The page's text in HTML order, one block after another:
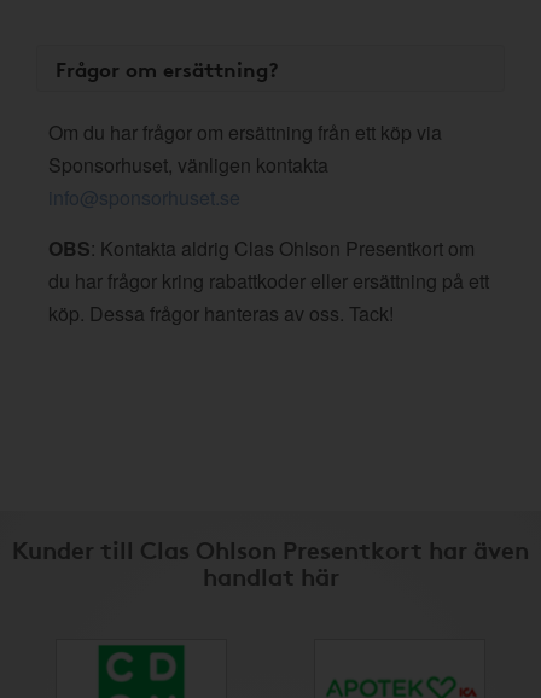
Frågor om ersättning?
Om du har frågor om ersättning från ett köp via
Sponsorhuset, vänligen kontakta
info@sponsorhuset.se
OBS: Kontakta aldrig Clas Ohlson Presentkort om
du har frågor kring rabattkoder eller ersättning på ett
köp. Dessa frågor hanteras av oss. Tack!
Kunder till Clas Ohlson Presentkort har även
handlat här